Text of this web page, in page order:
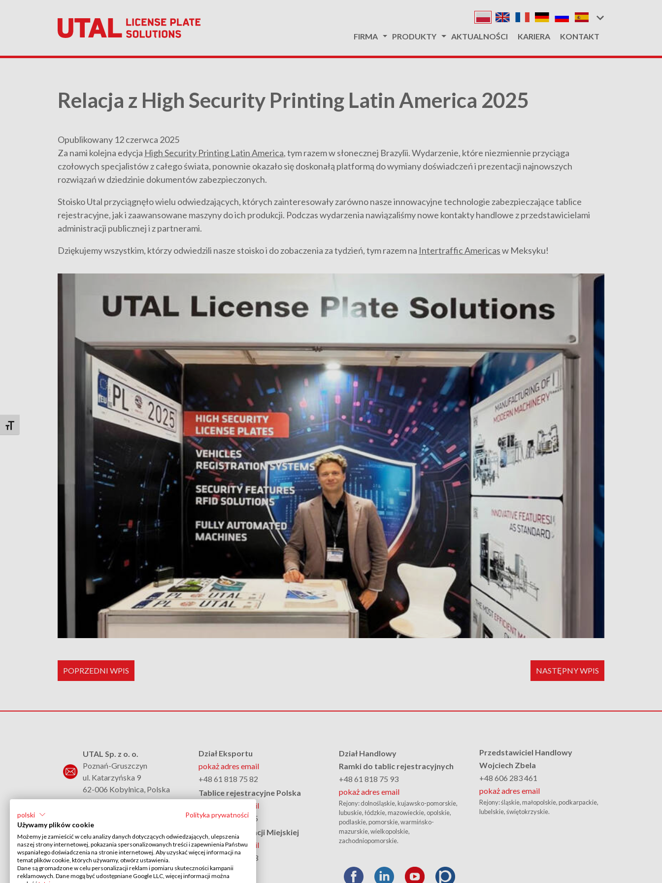
Toggle Font size
FIRMA PRODUKTY AKTUALNOŚCI KARIERA KONTAKT
Relacja z High Security Printing Latin America 2025
Opublikowany 12 czerwca 2025
Za nami kolejna edycja High Security Printing Latin America, tym razem w słonecznej Brazylii. Wydarzenie, które niezmiennie przyciąga
czołowych specjalistów z całego świata, ponownie okazało się doskonałą platformą do wymiany doświadczeń i prezentacji najnowszych
rozwiązań w dziedzinie dokumentów zabezpieczonych.
Stoisko Utal przyciągnęło wielu odwiedzających, których zainteresowały zarówno nasze innowacyjne technologie zabezpieczające tablice
rejestracyjne, jak i zaawansowane maszyny do ich produkcji. Podczas wydarzenia nawiązaliśmy nowe kontakty handlowe z przedstawicielami
administracji publicznej i z partnerami.
Dziękujemy wszystkim, którzy odwiedzili nasze stoisko i do zobaczenia za tydzień, tym razem na Intertraffic Americasw Meksyku!
POPRZEDNI WPIS NASTĘPNY WPIS
UTAL Sp. z o. o.
Poznań-Gruszczyn
ul. Katarzyńska 9
62-006 Kobylnica, Polska
pokaż adres email
KRS: 0000110005
NIP: PL 782 00 20 695
BDO 000017734
Kapitał zakładowy: 10.000.000
Dział Eksportu
pokaż adres email
+48 61 818 75 82
Tablice rejestracyjne Polska
pokaż adres email
+48 61 818 75 95
System Informacji Miejskiej
pokaż adres email
+48 61 818 75 93
Dział Handlowy
Ramki do tablic rejestracyjnych
+48 61 818 75 93
pokaż adres email
Rejony: dolnośląskie, kujawsko-pomorskie,
lubuskie, łódzkie, mazowieckie, opolskie,
podlaskie, pomorskie, warmińsko-
mazurskie, wielkopolskie,
zachodniopomorskie.
Przedstawiciel Handlowy
Wojciech Zbela
+48 606 283 461
pokaż adres email
Rejony: śląskie, małopolskie, podkarpackie,
lubelskie, świętokrzyskie.
polski
Polityka prywatności
Używamy plików cookie
Możemy je zamieścić w celu analizy danych dotyczących odwiedzających, ulepszenia
naszej strony internetowej, pokazania spersonalizowanych treści i zapewnienia Państwu
wspaniałego doświadczenia na stronie internetowej. Aby uzyskać więcej informacji na
temat plików cookie, których używamy, otwórz ustawienia.
Dane są gromadzone w celu personalizacji reklam i pomiaru skuteczności kampanii
reklamowych. Dane mogą być udostępniane Google LLC, więcej informacji można